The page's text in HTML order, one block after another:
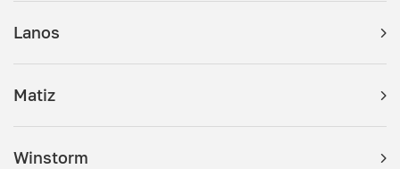
Lanos
Matiz
Winstorm